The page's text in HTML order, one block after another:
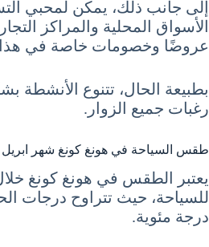
إلى جانب ذلك، يمكن لمحبي
الأسواق المحلية والمراكز
عروضًا وخصومات خاصة في
بطبيعة الحال، تتنوع الأنشطة
رغبات جميع الزوار.
طقس السياحة في هونغ كونغ شهر ابريل 4 نيسان April
يعتبر الطقس في هونغ كونغ
درجة مئوية.